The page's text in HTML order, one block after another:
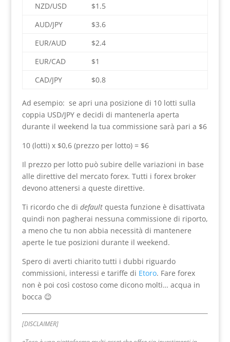
NZD/USD
$1.5
AUD/JPY
$3.6
EUR/AUD
$2.4
EUR/CAD
$1
CAD/JPY
$0.8
Ad esempio: se apri una posizione di 10 lotti sulla
coppia USD/JPY e decidi di mantenerla aperta
durante il weekend la tua commissione sarà pari a $6
10 (lotti) x $0,6 (prezzo per lotto) = $6
Il prezzo per lotto può subire delle variazioni in base
alle direttive del mercato forex. Tutti i forex broker
devono attenersi a queste direttive.
Ti ricordo che di default questa funzione è disattivata
quindi non pagherai nessuna commissione di riporto,
a meno che tu non abbia necessità di mantenere
aperte le tue posizioni durante il weekend.
Spero di averti chiarito tutti i dubbi riguardo
commissioni, interessi e tariffe di Etoro. Fare forex
non è poi così costoso come dicono molti… acqua in
bocca 😉
[DISCLAIMER]